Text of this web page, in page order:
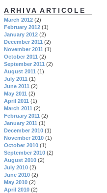
ARHIVA ARTICOLE
March 2012 (2)
February 2012 (1)
January 2012 (2)
December 2011 (2)
November 2011 (1)
October 2011 (2)
September 2011 (2)
August 2011 (1)
July 2011 (1)
June 2011 (2)
May 2011 (2)
April 2011 (1)
March 2011 (2)
February 2011 (2)
January 2011 (1)
December 2010 (1)
November 2010 (1)
October 2010 (1)
September 2010 (2)
August 2010 (2)
July 2010 (2)
June 2010 (2)
May 2010 (2)
April 2010 (2)